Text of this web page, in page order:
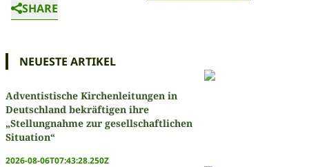
SHARE
NEUESTE ARTIKEL
Adventistische Kirchenleitungen in
Deutschland bekräftigen ihre
„Stellungnahme zur gesellschaftlichen
Situation“
2026-08-06T07:43:28.250Z